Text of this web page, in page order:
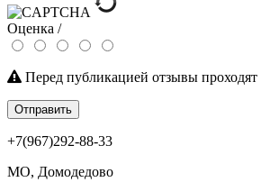
Оценка /
Перед публикацией отзывы
Отправить
+7(967)292-88-33
МО, Домодедово